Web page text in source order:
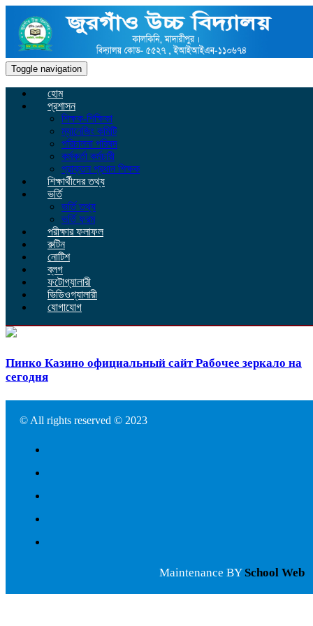
Toggle navigation
হোম
প্রশাসন
শিক্ষক-শিক্ষিকা
ম্যানেজিং কমিটি
পরিচালনা পরিষদ
কর্মকর্তা কর্মচারী
প্রাক্তন প্রধান শিক্ষক
শিক্ষার্থীদের তথ্য
ভর্তি
ভর্তি তথ্য
ভর্তি ফরম
পরীক্ষার ফলাফল
রুটিন
নোটিশ
ব্লগ
ফটোগ্যালারী
ভিডিওগ্যালারী
যোগাযোগ
Пинко Казино официальный сайт Рабочее зеркало на
сегодня
© All rights reserved © 2023
Maintenance BY School Web